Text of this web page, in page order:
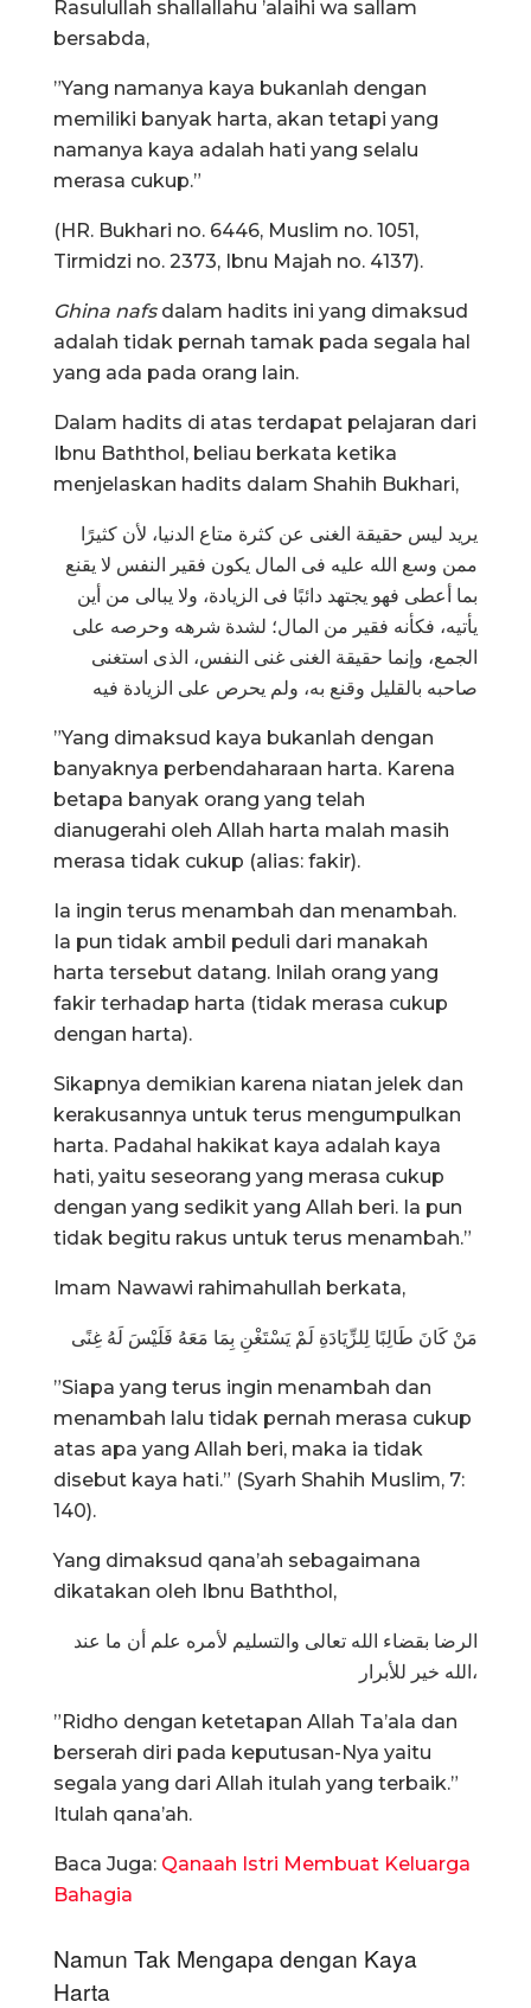
Rasulullah shallallahu ’alaihi wa sallam
bersabda,
”Yang namanya kaya bukanlah dengan
memiliki banyak harta, akan tetapi yang
namanya kaya adalah hati yang selalu
merasa cukup.”
(HR. Bukhari no. 6446, Muslim no. 1051,
Tirmidzi no. 2373, Ibnu Majah no. 4137).
Ghina nafsdalam hadits ini yang dimaksud
adalah tidak pernah tamak pada segala hal
yang ada pada orang lain.
Dalam hadits di atas terdapat pelajaran dari
Ibnu Baththol, beliau berkata ketika
menjelaskan hadits dalam Shahih Bukhari,
يريد ليس حقيقة الغنى عن كثرة متاع الدنيا، لأن كثيرًا
ممن وسع الله عليه فى المال يكون فقير النفس لا يقنع
بما أعطى فهو يجتهد دائبًا فى الزيادة، ولا يبالى من أين
يأتيه، فكأنه فقير من المال؛ لشدة شرهه وحرصه على
الجمع، وإنما حقيقة الغنى غنى النفس، الذى استغنى
صاحبه بالقليل وقنع به، ولم يحرص على الزيادة فيه
”Yang dimaksud kaya bukanlah dengan
banyaknya perbendaharaan harta. Karena
betapa banyak orang yang telah
dianugerahi oleh Allah harta malah masih
merasa tidak cukup (alias: fakir).
Ia ingin terus menambah dan menambah.
Ia pun tidak ambil peduli dari manakah
harta tersebut datang. Inilah orang yang
fakir terhadap harta (tidak merasa cukup
dengan harta).
Sikapnya demikian karena niatan jelek dan
kerakusannya untuk terus mengumpulkan
harta. Padahal hakikat kaya adalah kaya
hati, yaitu seseorang yang merasa cukup
dengan yang sedikit yang Allah beri. Ia pun
tidak begitu rakus untuk terus menambah.”
Imam Nawawi rahimahullah berkata,
مَنْ كَانَ طَالِبًا لِلزِّيَادَةِ لَمْ يَسْتَغْنِ بِمَا مَعَهُ فَلَيْسَ لَهُ غِنًى
”Siapa yang terus ingin menambah dan
menambah lalu tidak pernah merasa cukup
atas apa yang Allah beri, maka ia tidak
disebut kaya hati.” (Syarh Shahih Muslim, 7:
140).
Yang dimaksud qana’ah sebagaimana
dikatakan oleh Ibnu Baththol,
الرضا بقضاء الله تعالى والتسليم لأمره علم أن ما عند
الله خير للأبرار،
”Ridho dengan ketetapan Allah Ta’ala dan
berserah diri pada keputusan-Nya yaitu
segala yang dari Allah itulah yang terbaik.”
Itulah qana’ah.
Baca Juga: Qanaah Istri Membuat Keluarga
Bahagia
Namun Tak Mengapa dengan Kaya
Harta